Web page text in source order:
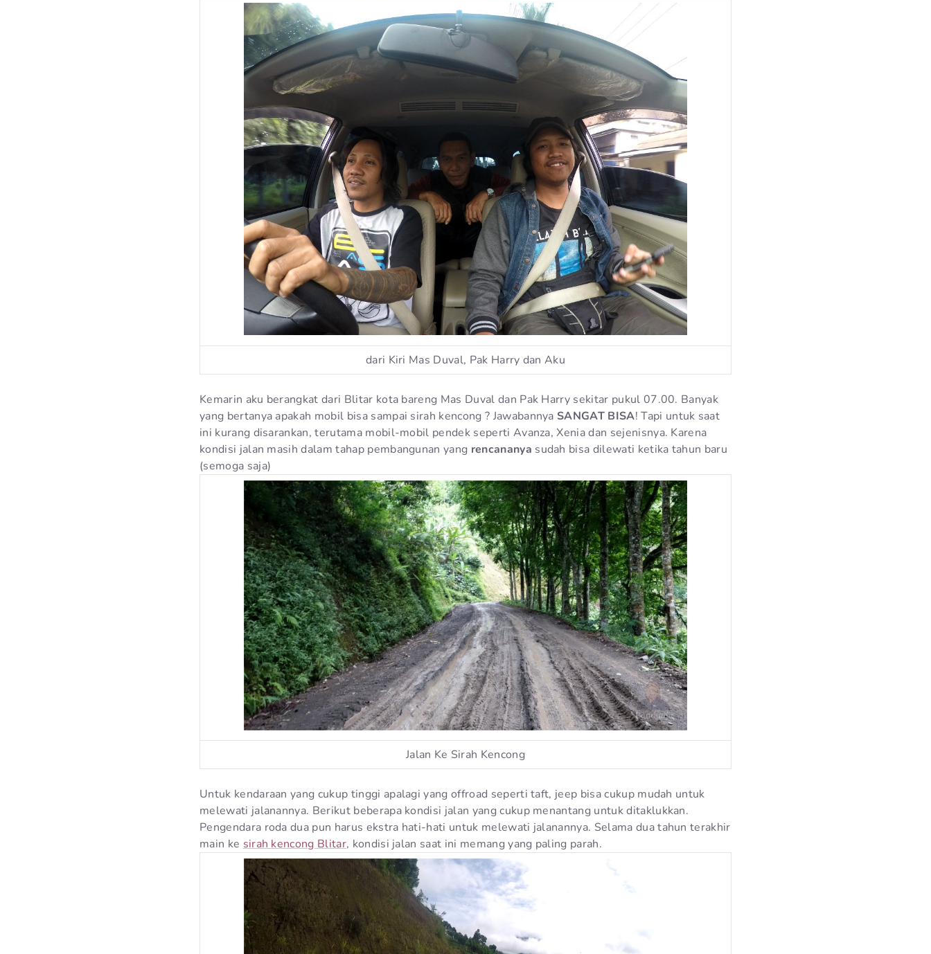
dari Kiri Mas Duval, Pak Harry dan Aku
Kemarin aku berangkat dari Blitar kota bareng Mas Duval dan Pak Harry sekitar pukul 07.00. Banyak
yang bertanya apakah mobil bisa sampai sirah kencong ? Jawabannya SANGAT BISA! Tapi untuk saat
ini kurang disarankan, terutama mobil-mobil pendek seperti Avanza, Xenia dan sejenisnya. Karena
kondisi jalan masih dalam tahap pembangunan yang rencananya sudah bisa dilewati ketika tahun baru
(semoga saja)
Jalan Ke Sirah Kencong
Untuk kendaraan yang cukup tinggi apalagi yang offroad seperti taft, jeep bisa cukup mudah untuk
melewati jalanannya. Berikut beberapa kondisi jalan yang cukup menantang untuk ditaklukkan.
Pengendara roda dua pun harus ekstra hati-hati untuk melewati jalanannya. Selama dua tahun terakhir
main ke sirah kencong Blitar, kondisi jalan saat ini memang yang paling parah.